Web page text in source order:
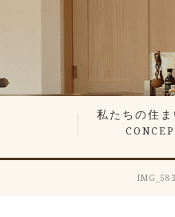
私たちの住ま
無垢材や漆喰
平屋でも最上
現場検査で信
想い叶えるデ
暮らしを楽し
性能が支える
何世代も住み
価格へのこだ
家づくりステ